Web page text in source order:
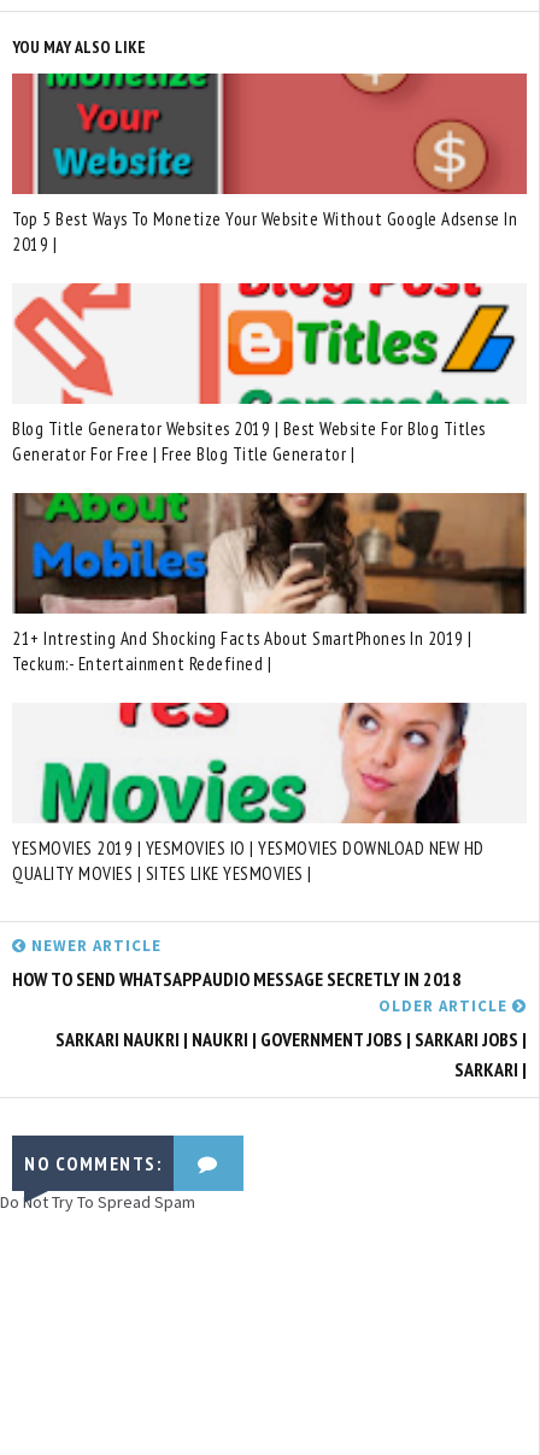
YOU MAY ALSO LIKE
Top 5 Best Ways To Monetize Your Website Without Google Adsense In
2019 |
Blog Title Generator Websites 2019 | Best Website For Blog Titles
Generator For Free | Free Blog Title Generator |
21+ Intresting And Shocking Facts About SmartPhones In 2019 |
Teckum:- Entertainment Redefined |
YESMOVIES 2019 | YESMOVIES IO | YESMOVIES DOWNLOAD NEW HD
QUALITY MOVIES | SITES LIKE YESMOVIES |
NEWER ARTICLE
HOW TO SEND WHATSAPP AUDIO MESSAGE SECRETLY IN 2018
OLDER ARTICLE
SARKARI NAUKRI | NAUKRI | GOVERNMENT JOBS | SARKARI JOBS |
SARKARI |
NO COMMENTS:
Do Not Try To Spread Spam